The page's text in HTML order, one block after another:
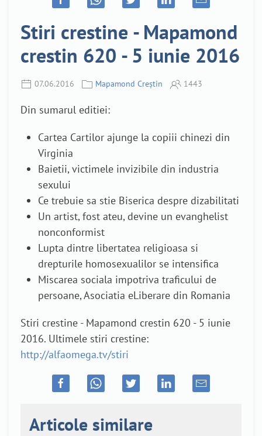
Stiri crestine - Mapamond
crestin 620 - 5 iunie 2016
07.06.2016 Mapamond Creștin 1443
Din sumarul editiei:
Cartea Cartilor ajunge la copiii chinezi din
Virginia
Baietii, victimele invizibile din industria
sexului
Ce trebuie sa stie Biserica despre dizabilitati
Un artist, fost ateu, devine un evanghelist
nonconformist
Lupta dintre libertatea religioasa si
drepturile homosexualilor se intensifica
Miscarea sociala impotriva traficului de
persoane, Asociatia eLiberare din Romania
Stiri crestine - Mapamond crestin 620 - 5 iunie
2016. Ultimele stiri crestine:
http://alfaomega.tv/stiri
Articole similare